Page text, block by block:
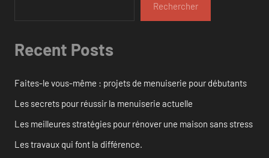
Rechercher
Recent Posts
Faites-le vous-même : projets de menuiserie pour débutants
Les secrets pour réussir la menuiserie actuelle
Les meilleures stratégies pour rénover une maison sans stress
Les travaux qui font la différence.